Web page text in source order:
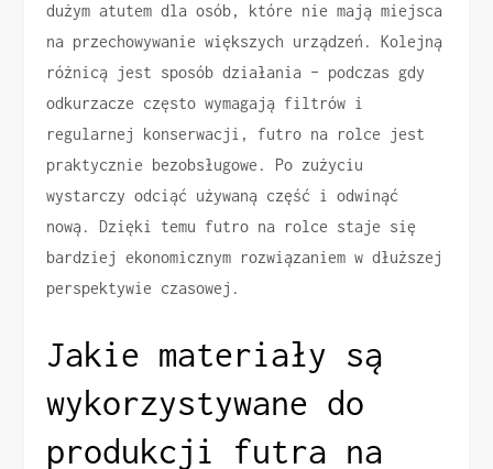
dużym atutem dla osób, które nie mają miejsca
na przechowywanie większych urządzeń. Kolejną
różnicą jest sposób działania – podczas gdy
odkurzacze często wymagają filtrów i
regularnej konserwacji, futro na rolce jest
praktycznie bezobsługowe. Po zużyciu
wystarczy odciąć używaną część i odwinąć
nową. Dzięki temu futro na rolce staje się
bardziej ekonomicznym rozwiązaniem w dłuższej
perspektywie czasowej.
Jakie materiały są
wykorzystywane do
produkcji futra na